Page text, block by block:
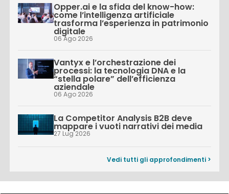
Opper.ai e la sfida del know-how:
come l’intelligenza artificiale
trasforma l’esperienza in patrimonio
digitale
06 Ago 2026
Vantyx e l’orchestrazione dei
processi: la tecnologia DNA e la
“stella polare” dell’efficienza
aziendale
06 Ago 2026
La Competitor Analysis B2B deve
mappare i vuoti narrativi dei media
27 Lug 2026
Vedi tutti gli approfondimenti >